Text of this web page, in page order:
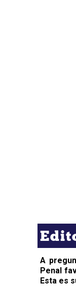
A
Penal
Esta es